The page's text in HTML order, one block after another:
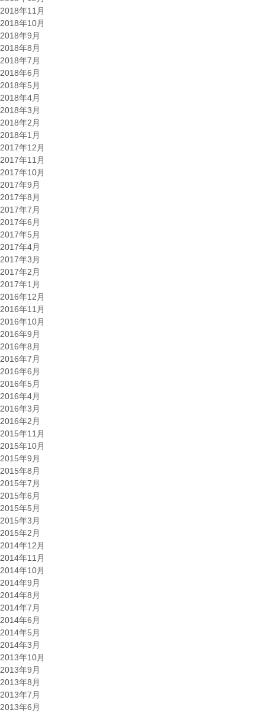
2018年11月
2018年10月
2018年9月
2018年8月
2018年7月
2018年6月
2018年5月
2018年4月
2018年3月
2018年2月
2018年1月
2017年12月
2017年11月
2017年10月
2017年9月
2017年8月
2017年7月
2017年6月
2017年5月
2017年4月
2017年3月
2017年2月
2017年1月
2016年12月
2016年11月
2016年10月
2016年9月
2016年8月
2016年7月
2016年6月
2016年5月
2016年4月
2016年3月
2016年2月
2015年11月
2015年10月
2015年9月
2015年8月
2015年7月
2015年6月
2015年5月
2015年3月
2015年2月
2014年12月
2014年11月
2014年10月
2014年9月
2014年8月
2014年7月
2014年6月
2014年5月
2014年3月
2013年10月
2013年9月
2013年8月
2013年7月
2013年6月